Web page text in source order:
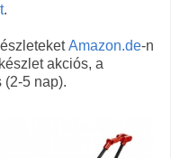
.
Amazon.de-n
akciós, a
(2-5 nap).